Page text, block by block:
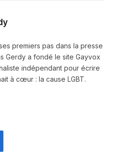
premiers pas dans la presse
Gerdy a fondé le site Gayvox
indépendant pour écrire
à cœur : la cause LGBT.